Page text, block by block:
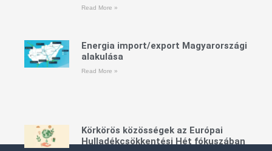
Read More »
Energia import/export Magyarországi
alakulása
Read More »
Körkörös közösségek az Európai
Hulladékcsökkentési Hét fókuszában